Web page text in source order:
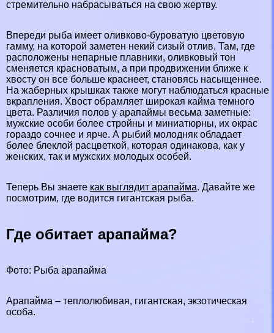
стремительно набрасываться на свою жертву.
Впереди рыба имеет оливково-буроватую цветовую
гамму, на которой заметен некий сизый отлив. Там, где
расположены непарные плавники, оливковый тон
сменяется красноватым, а при продвижении ближе к
хвосту он все больше краснеет, становясь насыщеннее.
На жаберных крышках также могут наблюдаться красные
вкрапления. Хвост обрамляет широкая кайма темного
цвета. Различия полов у арапаймы весьма заметные:
мужские особи более стройны и миниатюрны, их окрас
гораздо сочнее и ярче. А рыбий молодняк обладает
более блеклой расцветкой, которая одинакова, как у
женских, так и мужских молодых особей.
Теперь Вы знаете как выглядит арапайма. Давайте же
посмотрим, где водится гигантская рыба.
Где обитает арапайма?
Фото: Рыба арапайма
Арапайма – теплолюбивая, гигантская, экзотическая
особа.